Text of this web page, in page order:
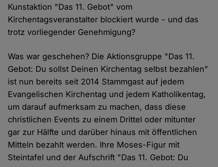
Kunstaktion "Das 11. Gebot" vom
Kirchentagsveranstalter blockiert wurde - und das
trotz vorliegender Genehmigung?
Was war geschehen? Die Aktionsgruppe "Das 11.
Gebot: Du sollst Deinen Kirchentag selbst bezahlen"
ist nun bereits seit 2014 Stammgast auf jedem
Evangelischen Kirchentag und jedem Katholikentag,
um darauf aufmerksam zu machen, dass diese
christlichen Events zu einem Drittel oder mitunter
gar zur Hälfte und darüber hinaus mit öffentlichen
Mitteln bezahlt werden. Ihre Moses-Figur mit
Steintafel und der Aufschrift "Das 11. Gebot: Du